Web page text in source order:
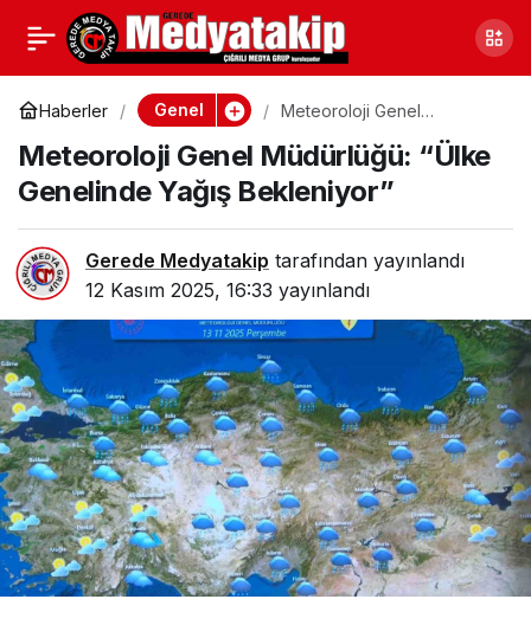
Haberler Genel
Meteoroloji Genel
Yağış Bekleniyor”
Meteoroloji Genel Müdürlüğü: “Ülke
Genelinde Yağış Bekleniyor”
Gerede Medyatakip tarafından yayınlandı
12 Kasım 2025, 16:33 yayınlandı
Çorum’da Gökyüzünde
Çok Katmanlı Mercek
Bulutu Görüntülendi
Paylaş